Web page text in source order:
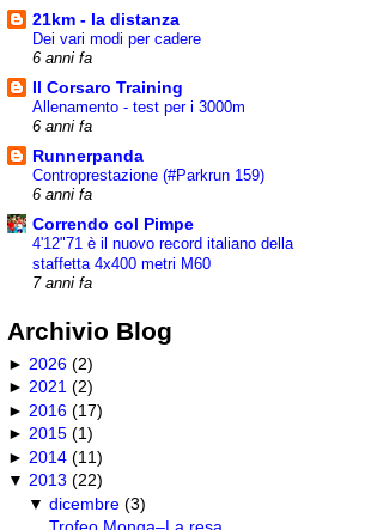
21km - la distanza
Dei vari modi per cadere
6 anni fa
Il Corsaro Training
Allenamento - test per i 3000m
6 anni fa
Runnerpanda
Controprestazione (#Parkrun 159)
6 anni fa
Correndo col Pimpe
4'12"71 è il nuovo record italiano della
staffetta 4x400 metri M60
7 anni fa
Archivio Blog
► 2026 (2)
►2021 (2)
► 2016 (17)
►2015 (1)
► 2014 (11)
▼2013 (22)
▼dicembre (3)